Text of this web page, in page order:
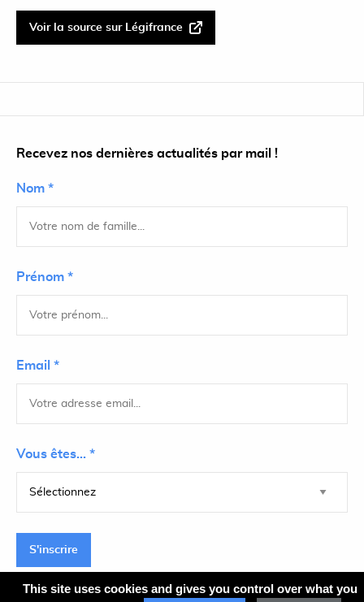
Voir la source sur Légifrance
Recevez nos dernières actualités par mail !
Nom *
Prénom *
Email *
Vous êtes... *
S'inscrire
This site uses cookies and gives you control over what you